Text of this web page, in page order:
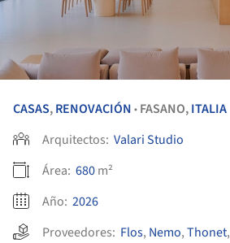
CASAS,RENOVACIÓN • FASANO,ITALIA
Arquitectos: Valari Studio
Área: 680m²
Año: 2026
Proveedores: Flos, Nemo,Thonet,